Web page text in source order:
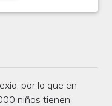
por lo que en
niños tienen